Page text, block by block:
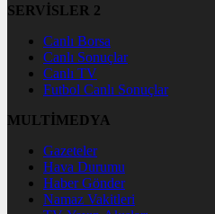
SERVİSLER 2
Canlı Borsa
Canlı Sonuçlar
Canlı TV
Futbol Canlı Sonuçlar
MULTİMEDYA
Gazeteler
Hava Durumu
Haber Gönder
Namaz Vakitleri